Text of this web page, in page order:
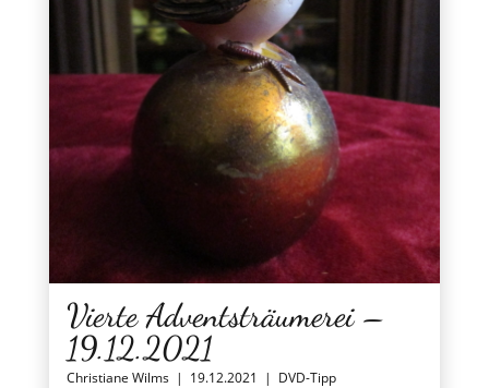
Vierte Adventsträumerei –
19.12.2021
Christiane Wilms | 19.12.2021 | DVD-Tipp